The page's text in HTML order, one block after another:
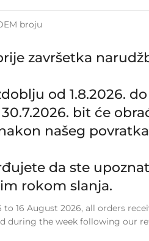
završetka
od 1.8.2026. do
bit će
našeg
da ste
rokom slanja.
16 August 2026, all orders
during the week following our